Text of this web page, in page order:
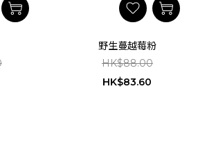
野生蔓越莓粉
HK$88.00
HK$83.60